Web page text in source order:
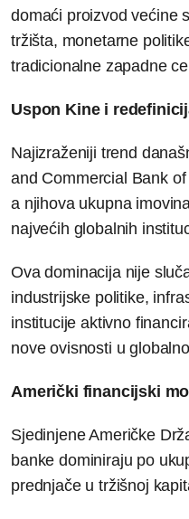
domaći proizvod većine
tržišta, monetarne
tradicionalne zapadne
Uspon Kine i
Najizraženiji trend
and Commercial Bank
a njihova ukupna
najvećih globalnih
Ova dominacija nije
industrijske politike,
institucije aktivno
nove ovisnosti u
Američki financijski
Sjedinjene Američke
banke dominiraju po
prednjače u tržišnoj